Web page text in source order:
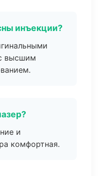
инъекции?
высшим
и
комфортная.